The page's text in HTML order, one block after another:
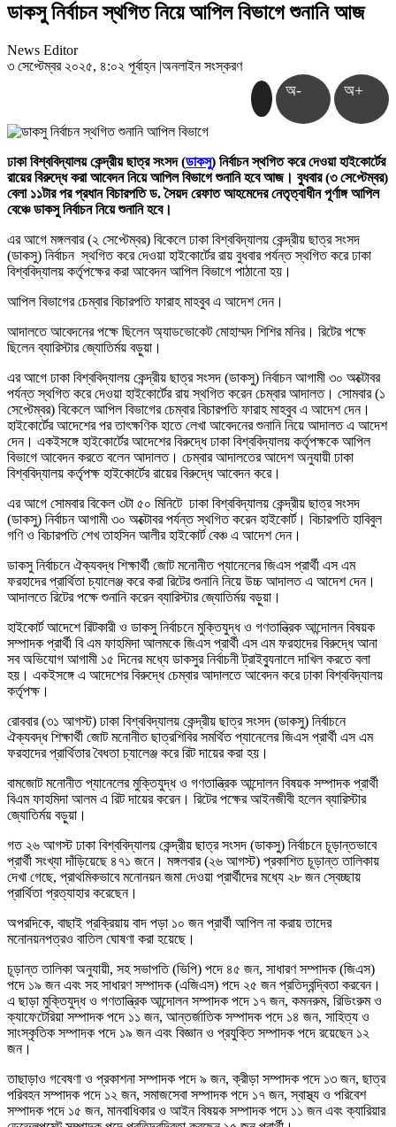
ডাকসু নির্বাচন স্থগিত নিয়ে আপিল বিভাগে শুনানি আজ
News Editor
৩ সেপ্টেম্বর ২০২৫, ৪:০২ পূর্বাহ্ন |অনলাইন সংস্করণ
অ- অ+
ঢাকা বিশ্ববিদ্যালয় কেন্দ্রীয় ছাত্র সংসদ (ডাকসু) নির্বাচন স্থগিত করে দেওয়া হাইকোর্টের
রায়ের বিরুদ্ধে করা আবেদন নিয়ে আপিল বিভাগে শুনানি হবে আজ। বুধবার (৩ সেপ্টেম্বর)
বেলা ১১টার পর প্রধান বিচারপতি ড. সৈয়দ রেফাত আহমেদের নেতৃত্বাধীন পূর্ণাঙ্গ আপিল
বেঞ্চে ডাকসু নির্বাচন নিয়ে শুনানি হবে।
এর আগে মঙ্গলবার (২ সেপ্টেম্বর) বিকেলে ঢাকা বিশ্ববিদ্যালয় কেন্দ্রীয় ছাত্র সংসদ
(ডাকসু) নির্বাচন স্থগিত করে দেওয়া হাইকোর্টের রায় বুধবার পর্যন্ত স্থগিত করে ঢাকা
বিশ্ববিদ্যালয় কর্তৃপক্ষের করা আবেদন আপিল বিভাগে পাঠানো হয়।
আপিল বিভাগের চেম্বার বিচারপতি ফারাহ মাহবুব এ আদেশ দেন।
আদালতে আবেদনের পক্ষে ছিলেন অ্যাডভোকেট মোহাম্মদ শিশির মনির। রিটের পক্ষে
ছিলেন ব্যারিস্টার জ্যোতির্ময় বড়ুয়া।
এর আগে ঢাকা বিশ্ববিদ্যালয় কেন্দ্রীয় ছাত্র সংসদ (ডাকসু) নির্বাচন আগামী ৩০ অক্টোবর
পর্যন্ত স্থগিত করে দেওয়া হাইকোর্টের রায় স্থগিত করেন চেম্বার আদালত। সোমবার (১
সেপ্টেম্বর) বিকেলে আপিল বিভাগের চেম্বার বিচারপতি ফারাহ মাহবুব এ আদেশ দেন।
হাইকোর্টের আদেশের পর তাৎক্ষণিক হাতে লেখা আবেদনের শুনানি নিয়ে আদালত এ আদেশ
দেন। একইসঙ্গে হাইকোর্টের আদেশের বিরুদ্ধে ঢাকা বিশ্ববিদ্যালয় কর্তৃপক্ষকে আপিল
বিভাগে আবেদন করতে বলেন আদালত। চেম্বার আদালতের আদেশ অনুযায়ী ঢাকা
বিশ্ববিদ্যালয় কর্তৃপক্ষ হাইকোর্টের রায়ের বিরুদ্ধে আবেদন করে।
এর আগে সোমবার বিকেল ৩টা ৫০ মিনিটে ঢাকা বিশ্ববিদ্যালয় কেন্দ্রীয় ছাত্র সংসদ
(ডাকসু) নির্বাচন আগামী ৩০ অক্টোবর পর্যন্ত স্থগিত করেন হাইকোর্ট। বিচারপতি হাবিবুল
গণি ও বিচারপতি শেখ তাহসিন আলীর হাইকোর্ট বেঞ্চ এ আদেশ দেন।
ডাকসু নির্বাচনে ঐক্যবদ্ধ শিক্ষার্থী জোট মনোনীত প্যানেলের জিএস প্রার্থী এস এম
ফরহাদের প্রার্থিতা চ্যালেঞ্জ করে করা রিটের শুনানি নিয়ে উচ্চ আদালত এ আদেশ দেন।
আদালতে রিটের পক্ষে শুনানি করেন ব্যারিস্টার জ্যোতির্ময় বড়ুয়া।
হাইকোর্ট আদেশে রিটকারী ও ডাকসু নির্বাচনে মুক্তিযুদ্ধ ও গণতান্ত্রিক আন্দোলন বিষয়ক
সম্পাদক প্রার্থী বি এম ফাহমিদা আলমকে জিএস প্রার্থী এস এম ফরহাদের বিরুদ্ধে আনা
সব অভিযোগ আগামী ১৫ দিনের মধ্যে ডাকসুর নির্বাচনী ট্রাইব্যুনালে দাখিল করতে বলা
হয়। একইসঙ্গে এ আদেশের বিরুদ্ধে চেম্বার আদালতে আবেদন করে ঢাকা বিশ্ববিদ্যালয়
কর্তৃপক্ষ।
রোববার (৩১ আগস্ট) ঢাকা বিশ্ববিদ্যালয় কেন্দ্রীয় ছাত্র সংসদ (ডাকসু) নির্বাচনে
ঐক্যবদ্ধ শিক্ষার্থী জোট মনোনীত ছাত্রশিবির সমর্থিত প্যানেলের জিএস প্রার্থী এস এম
ফরহাদের প্রার্থিতার বৈধতা চ্যালেঞ্জ করে রিট দায়ের করা হয়।
বামজোট মনোনীত প্যানেলের মুক্তিযুদ্ধ ও গণতান্ত্রিক আন্দোলন বিষয়ক সম্পাদক প্রার্থী
বিএম ফাহমিদা আলম এ রিট দায়ের করেন। রিটের পক্ষের আইনজীবী হলেন ব্যারিস্টার
জ্যোতির্ময় বড়ুয়া।
গত ২৬ আগস্ট ঢাকা বিশ্ববিদ্যালয় কেন্দ্রীয় ছাত্র সংসদ (ডাকসু) নির্বাচনে চূড়ান্তভাবে
প্রার্থী সংখ্যা দাঁড়িয়েছে ৪৭১ জনে। মঙ্গলবার (২৬ আগস্ট) প্রকাশিত চূড়ান্ত তালিকায়
দেখা গেছে, প্রাথমিকভাবে মনোনয়ন জমা দেওয়া প্রার্থীদের মধ্যে ২৮ জন স্বেচ্ছায়
প্রার্থিতা প্রত্যাহার করেছেন।
অপরদিকে, বাছাই প্রক্রিয়ায় বাদ পড়া ১০ জন প্রার্থী আপিল না করায় তাদের
মনোনয়নপত্রও বাতিল ঘোষণা করা হয়েছে।
চূড়ান্ত তালিকা অনুযায়ী, সহ সভাপতি (ভিপি) পদে ৪৫ জন, সাধারণ সম্পাদক (জিএস)
পদে ১৯ জন এবং সহ সাধারণ সম্পাদক (এজিএস) পদে ২৫ জন প্রতিদ্বন্দ্বিতা করবেন।
এ ছাড়া মুক্তিযুদ্ধ ও গণতান্ত্রিক আন্দোলন সম্পাদক পদে ১৭ জন, কমনরুম, রিডিংরুম ও
ক্যাফেটেরিয়া সম্পাদক পদে ১১ জন, আন্তর্জাতিক সম্পাদক পদে ১৪ জন, সাহিত্য ও
সাংস্কৃতিক সম্পাদক পদে ১৯ জন এবং বিজ্ঞান ও প্রযুক্তি সম্পাদক পদে রয়েছেন ১২
জন।
তাছাড়াও গবেষণা ও প্রকাশনা সম্পাদক পদে ৯ জন, ক্রীড়া সম্পাদক পদে ১৩ জন, ছাত্র
পরিবহন সম্পাদক পদে ১২ জন, সমাজসেবা সম্পাদক পদে ১৭ জন, স্বাস্থ্য ও পরিবেশ
সম্পাদক পদে ১৫ জন, মানবাধিকার ও আইন বিষয়ক সম্পাদক পদে ১১ জন এবং ক্যারিয়ার